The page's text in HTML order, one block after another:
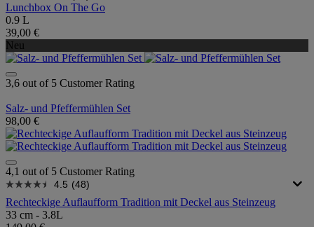
Lunchbox On The Go
0.9 L
39,00 €
Neu
3,6 out of 5 Customer Rating
Salz- und Pfeffermühlen Set
98,00 €
4,1 out of 5 Customer Rating
4.5 (48)
Rechteckige Auflaufform Tradition mit Deckel aus Steinzeug
33 cm - 3.8L